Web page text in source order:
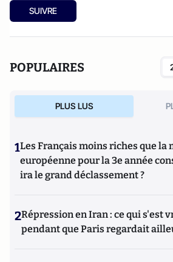
en France.Son dernier livre,
du Front National
SUIVRE
POPULAIRES
PLUS LUS
1Les Français moins riches que la
européenne pour la 3e année
ira le grand déclassement ?
2Répression en Iran : ce qui s'est
pendant que Paris regardait